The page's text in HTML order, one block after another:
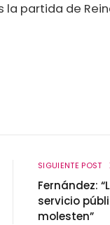
partida de
SIGUIENTE POST
Fernández:
servicio
molesten”